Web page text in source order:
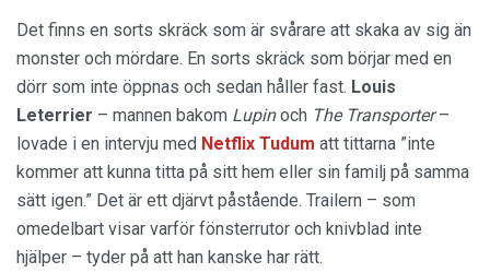
Det finns en sorts skräck som är svårare att skaka av sig än
monster och mördare. En sorts skräck som börjar med en
dörr som inte öppnas och sedan håller fast. Louis
Leterrier – mannen bakom Lupinoch The Transporter–
lovade i en intervju med Netflix Tudum att tittarna ”inte
kommer att kunna titta på sitt hem eller sin familj på samma
sätt igen.” Det är ett djärvt påstående. Trailern – som
omedelbart visar varför fönsterrutor och knivblad inte
hjälper – tyder på att han kanske har rätt.